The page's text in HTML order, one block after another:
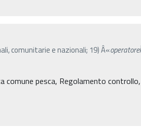
comunitarie e nazionali; 19) Â«operatore
comune pesca, Regolamento